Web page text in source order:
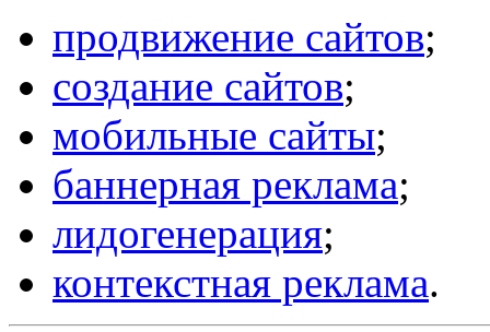
продвижение сайтов;
создание сайтов;
мобильные сайты;
баннерная реклама;
лидогенерация;
контекстная реклама.